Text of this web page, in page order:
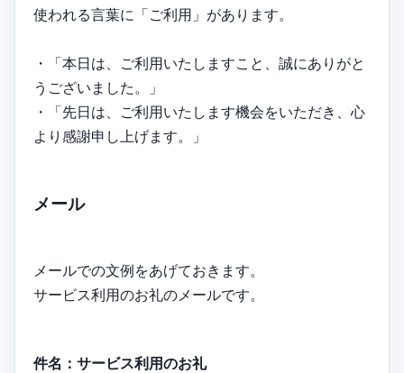
使われる言葉に「ご利用」があります。
・「本日は、ご利用いたしますこと、誠にありがと
うございました。」
・「先日は、ご利用いたします機会をいただき、心
より感謝申し上げます。」
メール
メールでの文例をあげておきます。
サービス利用のお礼のメールです。
件名：サービス利用のお礼